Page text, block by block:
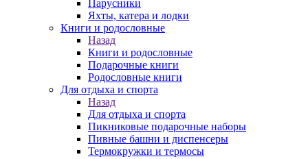
Парусники
Яхты, катера и лодки
Книги и родословные
Назад
Книги и родословные
Подарочные книги
Родословные книги
Для отдыха и спорта
Назад
Для отдыха и спорта
Пикниковые подарочные наборы
Пивные башни и диспенсеры
Термокружки и термосы